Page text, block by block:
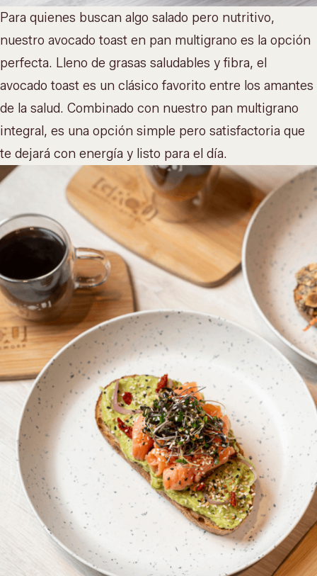
Para quienes buscan algo salado pero nutritivo,
nuestro avocado toast en pan multigrano es la opción
perfecta. Lleno de grasas saludables y fibra, el
avocado toast es un clásico favorito entre los amantes
de la salud. Combinado con nuestro pan multigrano
integral, es una opción simple pero satisfactoria que
te dejará con energía y listo para el día.